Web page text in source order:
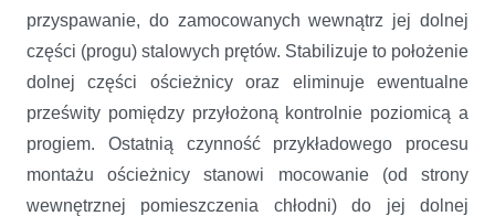
przyspawanie, do zamocowanych wewnątrz jej dolnej
części (progu) stalowych prętów. Stabilizuje to położenie
dolnej części ościeżnicy oraz eliminuje ewentualne
prześwity pomiędzy przyłożoną kontrolnie poziomicą a
progiem. Ostatnią czynność przykładowego procesu
montażu ościeżnicy stanowi mocowanie (od strony
wewnętrznej pomieszczenia chłodni) do jej dolnej